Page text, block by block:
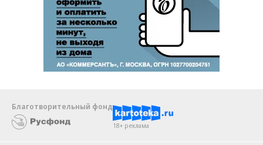
Благотворительный фонд
18+ реклама